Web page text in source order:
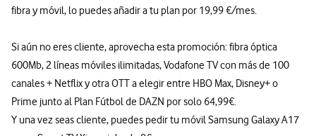
fibra y móvil, lo puedes añadir a tu plan por 19,99 €/mes.
Si aún no eres cliente, aprovecha esta promoción: fibra óptica
600Mb, 2 líneas móviles ilimitadas, Vodafone TV con más de 100
canales + Netflix y otra OTT a elegir entre HBO Max, Disney+ o
Prime junto al Plan Fútbol de DAZN por solo 64,99€.
Y una vez seas cliente, puedes pedir tu móvil Samsung Galaxy A17